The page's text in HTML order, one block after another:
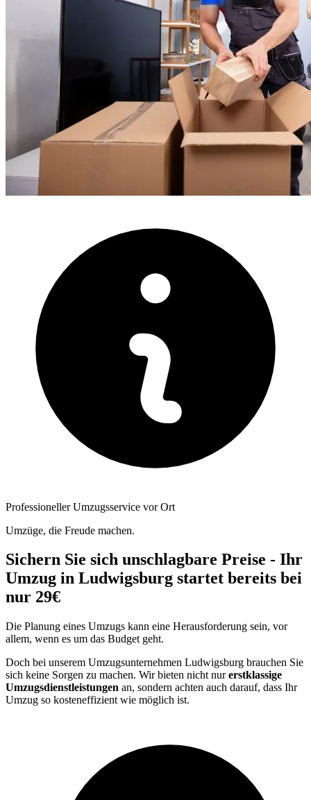
Professioneller Umzugsservice vor Ort
Umzüge, die Freude machen.
Sichern Sie sich unschlagbare Preise - Ihr
Umzug in Ludwigsburg startet bereits bei
nur 29€
Die Planung eines Umzugs kann eine Herausforderung sein, vor
allem, wenn es um das Budget geht.
Doch bei unserem Umzugsunternehmen Ludwigsburg brauchen Sie
sich keine Sorgen zu machen. Wir bieten nicht nurerstklassige
Umzugsdienstleistungen an, sondern achten auch darauf, dass Ihr
Umzug so kosteneffizient wie möglich ist.